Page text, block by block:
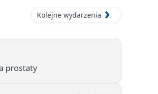
Kolejne wydarzenia
prostaty